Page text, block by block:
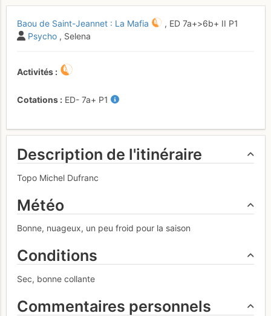
Baou de Saint-Jeannet : La Mafia , ED 7a+>6b+ II P1
Psycho , Selena
Activités
Cotations ED- 7a+ P1
Description de l'itinéraire
Topo Michel Dufranc
Météo
Bonne, nuageux, un peu froid pour la saison
Conditions
Sec, bonne collante
Commentaires personnels